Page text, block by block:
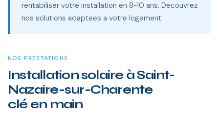
rentabiliser votre installation en 8-10 ans. Decouvrez
nos solutions adaptees a votre logement.
NOS PRESTATIONS
Installation solaire à Saint-
Nazaire-sur-Charente
clé en main